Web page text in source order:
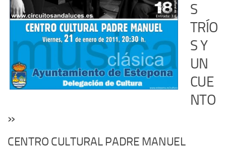
S
TRÍO
S Y
UN
CUE
NTO
»
CENTRO CULTURAL PADRE MANUEL